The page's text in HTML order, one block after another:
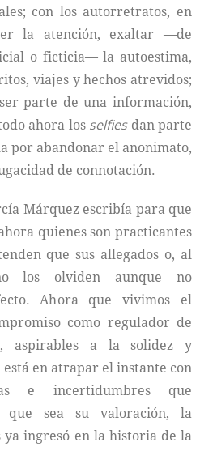
con los autorretratos, en
la atención, exaltar —de
o ficticia— la autoestima,
viajes y hechos atrevidos;
parte de una información,
ahora los selfies dan parte
por abandonar el anonimato,
de connotación.
Márquez escribía para que
quienes son practicantes
que sus allegados o, al
los olviden aunque no
Ahora que vivimos el
como regulador de
aspirables a la solidez y
en atrapar el instante con
e incertidumbres que
que sea su valoración, la
ingresó en la historia de la